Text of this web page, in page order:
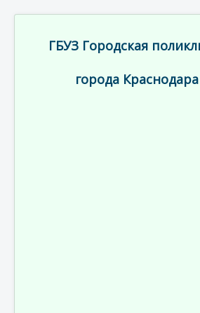
ГБУЗ Городская
города